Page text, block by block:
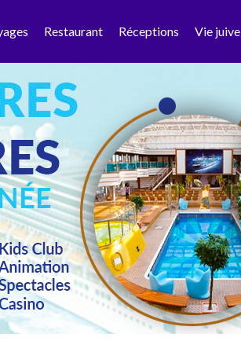
Restaurant Réceptions Vie juive